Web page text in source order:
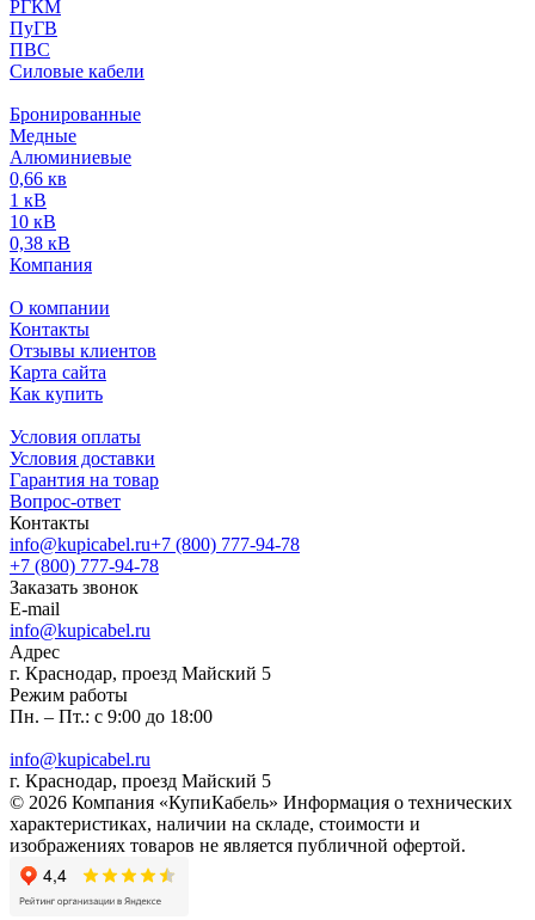
РГКМ
ПуГВ
ПВС
Силовые кабели
Бронированные
Медные
Алюминиевые
0,66 кв
1 кВ
10 кВ
0,38 кВ
Компания
О компании
Контакты
Отзывы клиентов
Карта сайта
Как купить
Условия оплаты
Условия доставки
Гарантия на товар
Вопрос-ответ
Контакты
info@kupicabel.ru+7 (800) 777-94-78
+7 (800) 777-94-78
Заказать звонок
E-mail
info@kupicabel.ru
Адрес
г. Краснодар, проезд Майский 5
Режим работы
Пн. – Пт.: с 9:00 до 18:00
info@kupicabel.ru
г. Краснодар, проезд Майский 5
© 2026 Компания «КупиКабель» Информация о технических
характеристиках, наличии на складе, стоимости и
изображениях товаров не является публичной офертой.